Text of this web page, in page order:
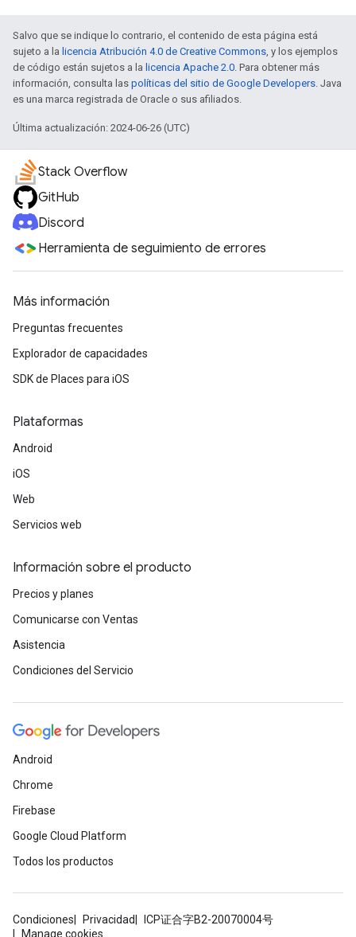
Salvo que se indique lo contrario, el contenido de esta página está
sujeto a la licencia Atribución 4.0 de Creative Commons , y los ejemplos
de código están sujetos a la licencia Apache 2.0 . Para obtener más
información, consulta las políticas del sitio de Google Developers . Java
es una marca registrada de Oracle o sus afiliados.
Última actualización: 2024-06-26 (UTC)
Stack Overflow
GitHub
Discord
Herramienta de seguimiento de errores
Más información
Preguntas frecuentes
Explorador de capacidades
SDK de Places para iOS
Plataformas
Android
iOS
Web
Servicios web
Información sobre el producto
Precios y planes
Comunicarse con Ventas
Asistencia
Condiciones del Servicio
Android
Chrome
Firebase
Google Cloud Platform
Todos los productos
Condiciones Privacidad
ICP证合字B2-20070004号
Manage cookies